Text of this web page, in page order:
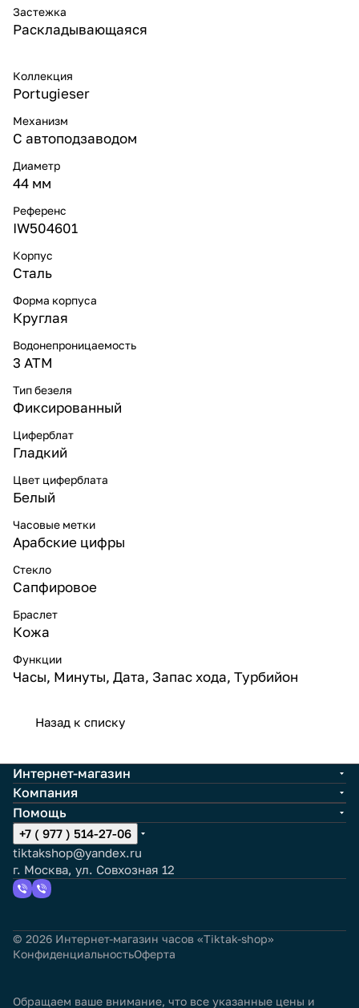
Застежка
Раскладывающаяся
Коллекция
Portugieser
Механизм
С автоподзаводом
Диаметр
44 мм
Референс
IW504601
Корпус
Сталь
Форма корпуса
Круглая
Водонепроницаемость
3 ATM
Тип безеля
Фиксированный
Циферблат
Гладкий
Цвет циферблата
Белый
Часовые метки
Арабские цифры
Стекло
Сапфировое
Браслет
Кожа
Функции
Часы, Минуты, Дата, Запас хода, Турбийон
Назад к списку
Интернет-магазин
Компания
Помощь
+7 ( 977 ) 514-27-06
tiktakshop@yandex.ru
г. Москва, ул. Совхозная 12
© 2026 Интернет-магазин часов «Tiktak-shop»
КонфиденциальностьОферта
Обращаем ваше внимание, что все указанные цены и